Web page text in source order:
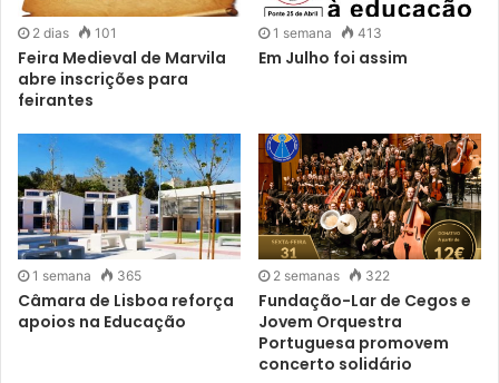
2 dias 101
Feira Medieval de Marvila
abre inscrições para
feirantes
1 semana 413
Em Julho foi assim
1 semana 365
Câmara de Lisboa reforça
apoios na Educação
2 semanas 322
Fundação-Lar de Cegos e
Jovem Orquestra
Portuguesa promovem
concerto solidário